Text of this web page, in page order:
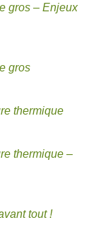
gros – Enjeux
gros
thermique
thermique –
tout !